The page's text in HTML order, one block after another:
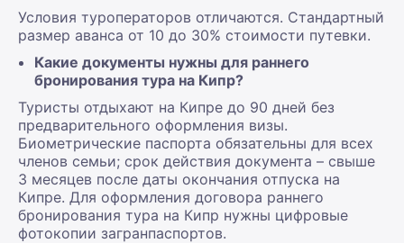
Условия туроператоров отличаются. Стандартный
размер аванса от 10 до 30% стоимости путевки.
Какие документы нужны для раннего
бронирования тура на Кипр?
Туристы отдыхают на Кипре до 90 дней без
предварительного оформления визы.
Биометрические паспорта обязательны для всех
членов семьи; срок действия документа – свыше
3 месяцев после даты окончания отпуска на
Кипре. Для оформления договора раннего
бронирования тура на Кипр нужны цифровые
фотокопии загранпаспортов.